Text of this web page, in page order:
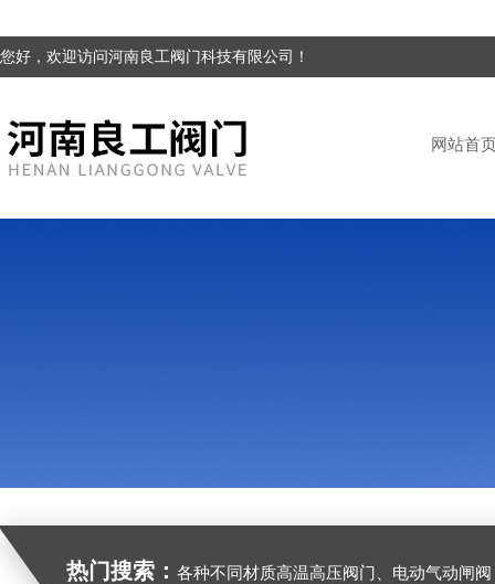
您好，欢迎访问河南良工阀门科技有限公司！
网站首
热门搜索： 各种不同材质高温高压阀门、电动气动闸阀，截止阀